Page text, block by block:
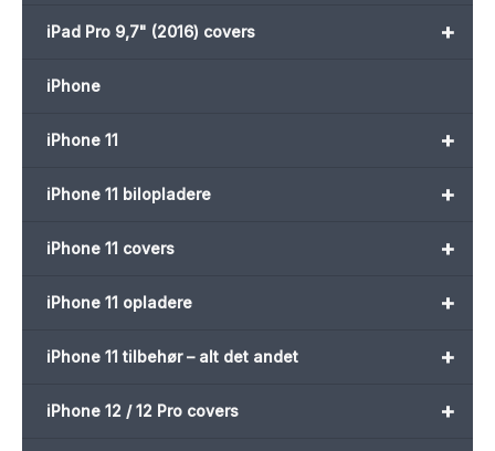
+
iPad Pro 9,7" (2016) covers
iPhone
+
iPhone 11
+
iPhone 11 bilopladere
+
iPhone 11 covers
+
iPhone 11 opladere
+
iPhone 11 tilbehør – alt det andet
+
iPhone 12 / 12 Pro covers